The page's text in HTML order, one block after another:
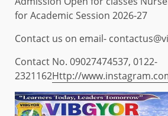
for Academic Session 2026-27
Contact us on email-
Contact No. 09027474537, 0122-
2321162Http://